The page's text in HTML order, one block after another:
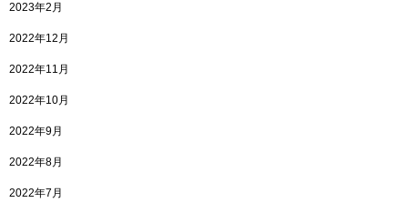
2023年2月
2022年12月
2022年11月
2022年10月
2022年9月
2022年8月
2022年7月